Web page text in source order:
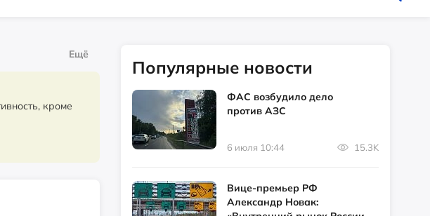
Ещё
Популярные новости
ФАС возбудило дело
против АЗС
6 июля 10:44 15.3K
Вице-премьер РФ
Александр Новак: